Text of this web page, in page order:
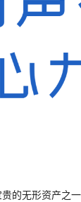
的无形资产之一